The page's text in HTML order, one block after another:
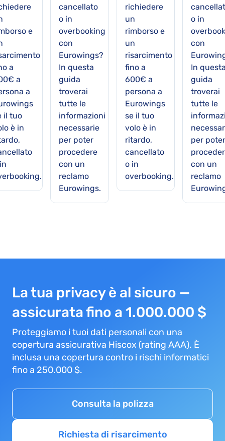
e
a
a
a
il tuo
è in
cancellato
o in
overbooking
con
Eurowings?
In questa
guida
troverai
tutte le
informazioni
necessarie
per poter
procedere
con un
reclamo
Eurowings.
richiedere
un
rimborso e
un
risarcimento
fino a
600€ a
persona a
Eurowings
se il tuo
volo è in
ritardo,
cancellato
o in
overbooking.
o in
con
In
guida
troverai
tutte le
per poter
con un
reclamo
La tua privacy è al sicuro —
assicurata fino a 1.000.000 $
Proteggiamo i tuoi dati personali con una
copertura assicurativa Hiscox (rating AAA). È
inclusa una copertura contro i rischi informatici
fino a 250.000 $.
Consulta la polizza
Richiesta di risarcimento